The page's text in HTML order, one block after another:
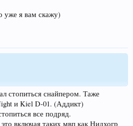
уже я вам скажу)
стопиться снайпером. Таже
и Kiel D-01. (Аддикт)
все подряд.
включая таких мвп как Нидхогр